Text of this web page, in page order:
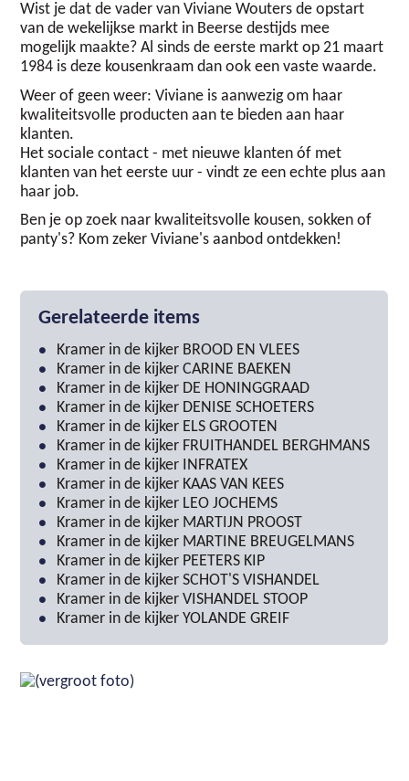
Wist je dat de vader van Viviane Wouters de opstart
van de wekelijkse markt in Beerse destijds mee
mogelijk maakte? Al sinds de eerste markt op 21 maart
1984 is deze kousenkraam dan ook een vaste waarde.
Weer of geen weer: Viviane is aanwezig om haar
kwaliteitsvolle producten aan te bieden aan haar
klanten.
Het sociale contact - met nieuwe klanten óf met
klanten van het eerste uur - vindt ze een echte plus aan
haar job.
Ben je op zoek naar kwaliteitsvolle kousen, sokken of
panty's? Kom zeker Viviane's aanbod ontdekken!
Gerelateerde items
Kramer in de kijker BROOD EN VLEES
Kramer in de kijker CARINE BAEKEN
Kramer in de kijker DE HONINGGRAAD
Kramer in de kijker DENISE SCHOETERS
Kramer in de kijker ELS GROOTEN
Kramer in de kijker FRUITHANDEL BERGHMANS
Kramer in de kijker INFRATEX
Kramer in de kijker KAAS VAN KEES
Kramer in de kijker LEO JOCHEMS
Kramer in de kijker MARTIJN PROOST
Kramer in de kijker MARTINE BREUGELMANS
Kramer in de kijker PEETERS KIP
Kramer in de kijker SCHOT'S VISHANDEL
Kramer in de kijker VISHANDEL STOOP
Kramer in de kijker YOLANDE GREIF